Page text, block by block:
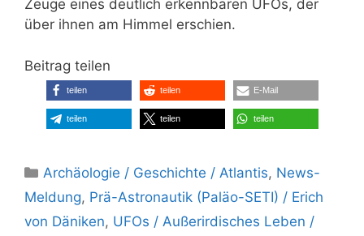
Zeuge eines deutlich erkennbaren UFOs, der
über ihnen am Himmel erschien.
Beitrag teilen
teilen teilen E-Mail
teilen teilen teilen
Kategorien
Archäologie / Geschichte / Atlantis, News-
Meldung, Prä-Astronautik (Paläo-SETI) / Erich
von Däniken, UFOs / Außerirdisches Leben /